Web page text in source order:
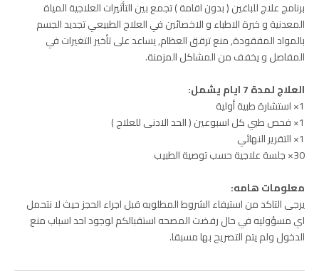
برنامج علاج للباغين ( بدون اقامة ) تجمع بين التأثيرات العلاجية المياة
المعدنية و خبرة الاطباء و الاخصائين في العلاج الطبيعي تجديد الجسم
بالمواد المفقودة, منع ترقق العظام, يساعد على تأخير التغيرات في
المفاصل و يخفف من المشاكل المزمنة.
العلاج لمدة 7 ايام يشمل:
1× استشارة طبية أولية
1× فحص طبي كل اسبوعين ( الحد الادنى للعلاج )
1× التقرير النهائي
30× جلسة علاجية حسب توصية الطبيب
معلومات هامه:
يرجى التاكد من استيفاء الشروط المطلوبه قبل اجراء الحجز حيث لا نتحمل
اي مسؤوليه في حال رفضت المصحه استقبالكم لوجود احد اسباب منع
الدخول ولم يتم التصريح بها مسبقا.